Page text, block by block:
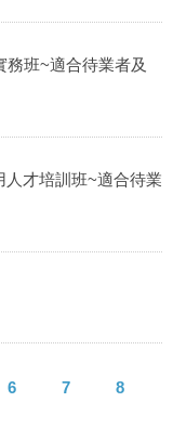
務班~適合待業者及
人才培訓班~適合待業
6 7 8